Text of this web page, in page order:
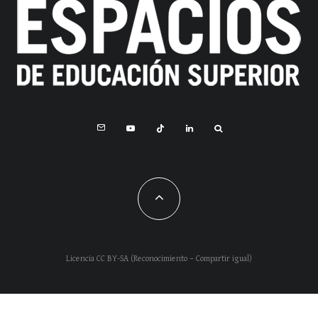
Licencia CC BY-SA (Reconocimiento – Compartir igual)